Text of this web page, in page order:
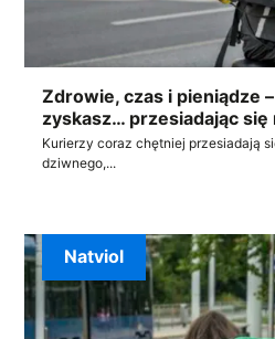
Zdrowie, czas i pieniądze
zyskasz… przesiadając się
Kurierzy coraz chętniej przesiadają
dziwnego,...
Natviol